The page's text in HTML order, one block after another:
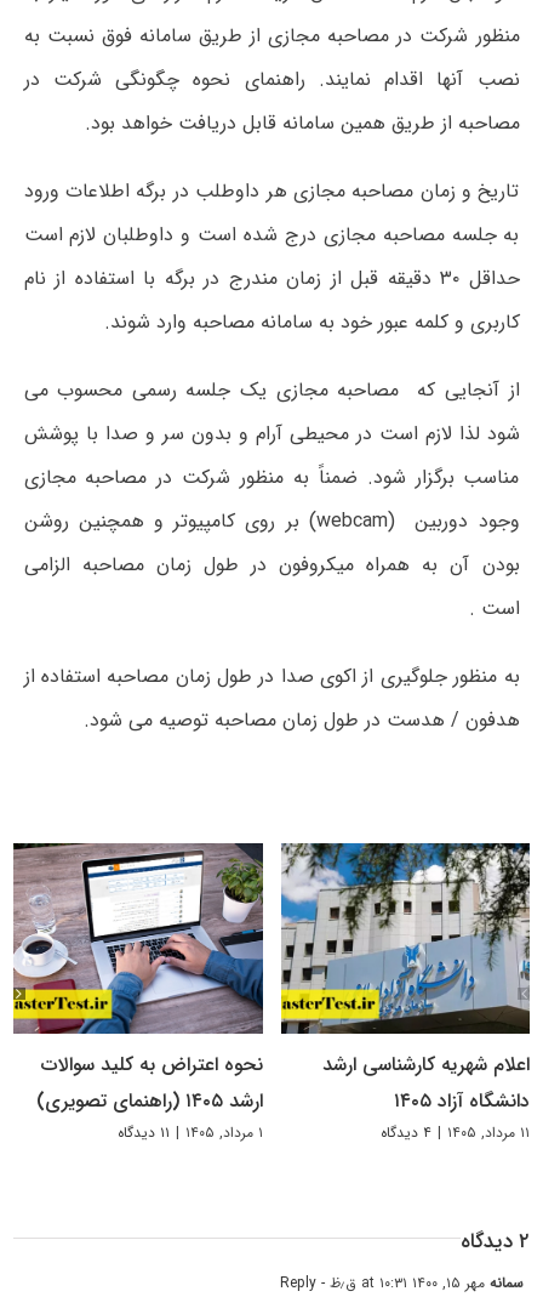
منظور شرکت در مصاحبه مجازی از طریق سامانه فوق نسبت به
نصب آنها اقدام نمایند. راهنمای نحوه چگونگی شرکت در
مصاحبه از طریق همین سامانه قابل دریافت خواهد بود.
تاریخ و زمان مصاحبه مجازی هر داوطلب در برگه اطلاعات ورود
به جلسه مصاحبه مجازی درج شده است و داوطلبان لازم است
حداقل ۳۰ دقیقه قبل از زمان مندرج در برگه با استفاده از نام
کاربری و کلمه عبور خود به سامانه مصاحبه وارد شوند.
از آنجایی که مصاحبه مجازی یک جلسه رسمی محسوب می
شود لذا لازم است در محیطی آرام و بدون سر و صدا با پوشش
مناسب برگزار شود. ضمناً به منظور شرکت در مصاحبه مجازی
وجود دوربین
(webcam) بر روی کامپیوتر و همچنین روشن
بودن آن به همراه میکروفون در طول زمان مصاحبه الزامی
است .
به منظور جلوگیری از اکوی صدا در طول زمان مصاحبه استفاده از
هدفون / هدست در طول زمان مصاحبه توصیه می شود.
اعلام شهریه کارشناسی ارشد
دانشگاه آزاد ۱۴۰۵
۱۱ مرداد, ۱۴۰۵ | ۴ دیدگاه
نحوه اعتراض به کلید سوالات
ارشد ۱۴۰۵ (راهنمای تصویری)
۱ مرداد, ۱۴۰۵ | ۱۱ دیدگاه
۲ دیدگاه
سمانهمهر ۱۵, ۱۴۰۰ at ۱۰:۳۱ ق٫ظ - Reply